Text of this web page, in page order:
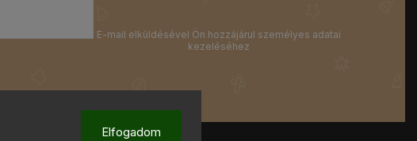
Elfogadom